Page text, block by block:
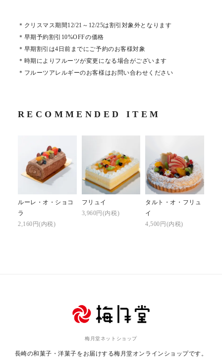
＊クリスマス期間12/21～12/25は割引対象外となります
＊早期予約割引10%OFFの価格
＊早期割引は4日前までにご予約のお客様対象
＊時期によりフルーツが変更になる場合がございます
＊フルーツアレルギーのお客様はお問い合わせください
RECOMMENDED ITEM
ルーレ・オ・ショコ
ラ
2,160円(内税)
フリュイ
3,960円(内税)
タルト・オ・フリュ
イ
4,500円(内税)
梅月堂ネットショップ
長崎の和菓子・洋菓子をお届けする梅月堂オンラインショップです。